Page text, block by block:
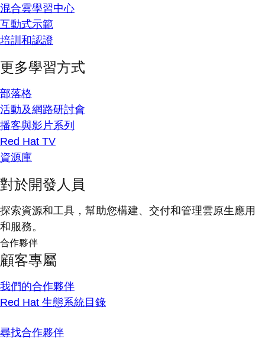
混合雲學習中心
互動式示範
培訓和認證
更多學習方式
部落格
活動及網路研討會
播客與影片系列
Red Hat TV
資源庫
對於開發人員
探索資源和工具，幫助您構建、交付和管理雲原生應用
和服務。
合作夥伴
顧客專屬
我們的合作夥伴
Red Hat 生態系統目錄
尋找合作夥伴